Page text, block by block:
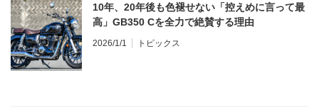
10年、20年後も色褪せない「控えめに言って最
高」GB350 Cを全力で絶賛する理由
2026/1/1 トピックス